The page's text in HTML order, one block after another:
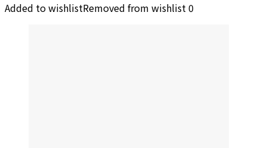
Added to wishlistRemoved from wishlist0